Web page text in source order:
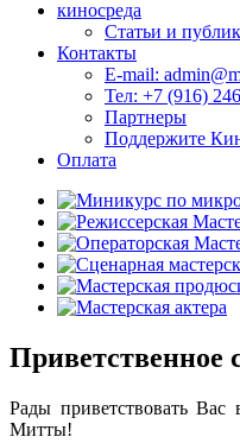
киносреда
Статьи и
Контакты
E-mail:
Тел: +7 (916)
Партнеры
Поддержите
Оплата
Приветственное
Рады приветствовать
Митты!